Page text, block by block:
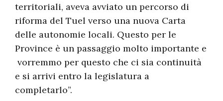
territoriali, aveva avviato un percorso di
riforma del Tuel verso una nuova Carta
delle autonomie locali. Questo per le
Province è un passaggio molto importante e
vorremmo per questo che ci sia continuità
e si arrivi entro la legislatura a
completarlo”.